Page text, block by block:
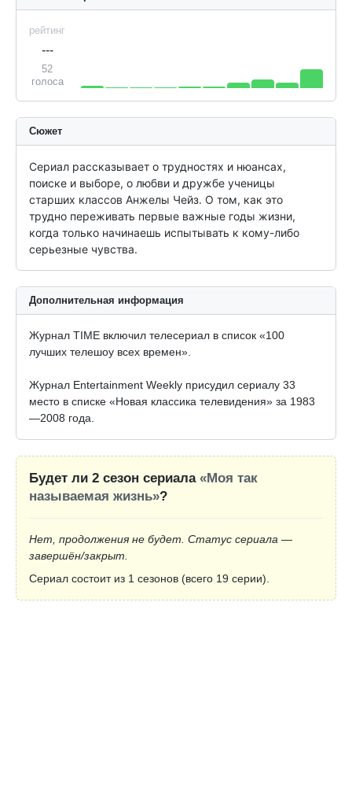
рейтинг
---
52
голоса
Сюжет
Сериал рассказывает о трудностях и нюансах,
поиске и выборе, о любви и дружбе ученицы
старших классов Анжелы Чейз. О том, как это
трудно переживать первые важные годы жизни,
когда только начинаешь испытывать к кому-либо
серьезные чувства.
Дополнительная информация
Журнал TIME включил телесериал в список «100
лучших телешоу всех времен».
Журнал Entertainment Weekly присудил сериалу 33
место в списке «Новая классика телевидения» за 1983
—2008 года.
Будет ли 2 сезон сериала «Моя так
называемая жизнь»?
Нет, продолжения не будет. Статус сериала —
завершён/закрыт.
Сериал состоит из 1 сезонов (всего 19 серии).